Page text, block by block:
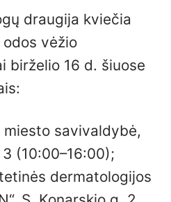
draugija kviečia
vėžio
birželio 16 d. šiuose
miesto savivaldybė,
(10:00–16:00);
dermatologijos